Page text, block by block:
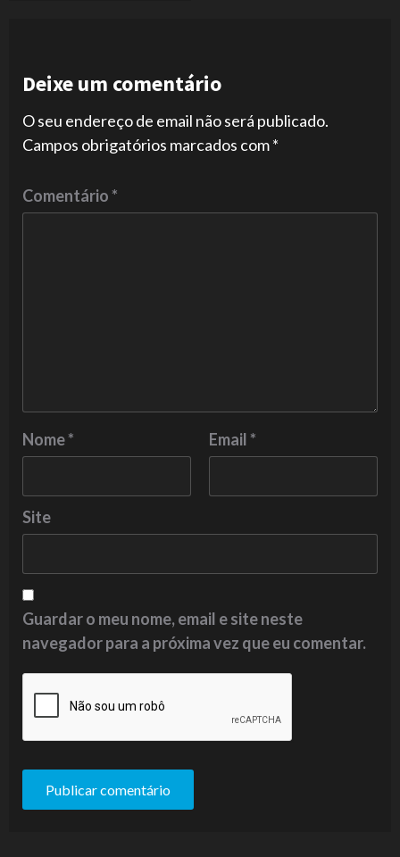
Deixe um comentário
O seu endereço de email não será publicado.
Campos obrigatórios marcados com*
Comentário*
Nome* Email*
Site
Guardar o meu nome, email e site neste
navegador para a próxima vez que eu comentar.